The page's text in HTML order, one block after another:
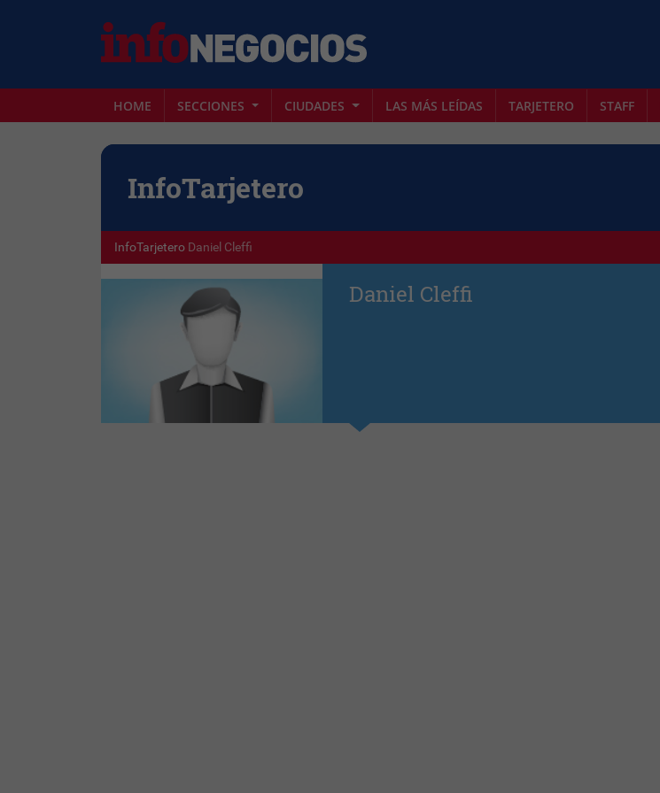
HOME SECCIONES CIUDADES LAS MÁS LEÍDAS TARJETERO STAFF
InfoTarjetero
InfoTarjetero Daniel Cleffi
Daniel Cleffi